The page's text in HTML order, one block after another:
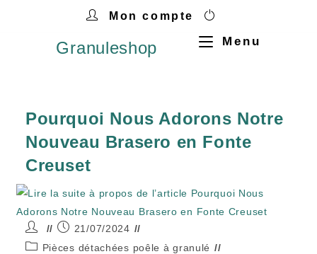
Mon compte
Granuleshop Menu
Pourquoi Nous Adorons Notre
Nouveau Brasero en Fonte
Creuset
21/07/2024
Pièces détachées poêle à granulé